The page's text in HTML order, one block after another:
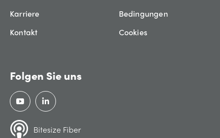
Karriere
Kontakt
Bedingungen
Cookies
Folgen Sie uns
Bitesize Fiber